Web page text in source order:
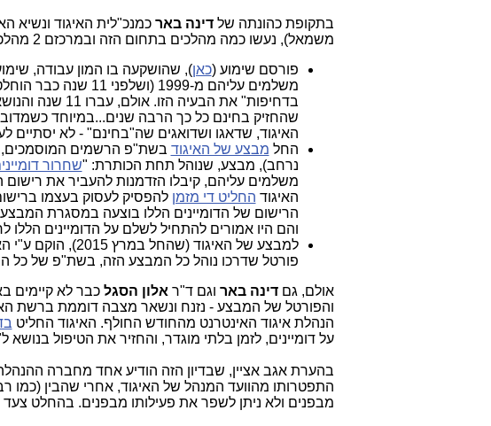
בתקופת כהונתה שלדינה בארכמנכ"לית האיגוד ונשיא
משמאל), נעשו כמה מהלכים בתחום הזה ובמרכזם 2 מהלכים מאוד חשובים:
פורסם שימוע (כאן
משלמים עליהם מ-
בדחיפות" את
שהחזיק בחינם כל כך הרבה שנים...במיוחד
האיגוד, שדאגו ושדואגים שה"בחינם" - לא יסתיים
החל מבצע של האיגוד בשת"פ הרשמים המוסמכים,
נרחב), מבצע, שנוהל תחת הכותרת: "שחרור
משלמים עליהם, קיבלו הזדמנות להעביר את
האיגוד החליט די מזמן להפסיק לעסוק בעצמו
הרישום של הדומיינים הללו בוצעה במסגרת המבצע
והם היו אמורים להתחיל לשלם על הדומיינים הללו
למבצע של האיגוד (שהחל במרץ 2015), הוקם ע"י האיגוד פורטל ודומיין בשם שאומר הכל:
פורטל שדרכו נוהל כל המבצע הזה, בשת"פ של כל
אולם, גםדינה באר וגם ד"ר אלון הסגל כבר לא קיימים
והפורטל של המבצע - נזנח ונשאר מצבה דוממת ברשת
הנהלת איגוד האינטרנט מהחודש החולף. האיגוד החליט
על דומיינים, לזמן בלתי מוגדר, והחזיר את הטיפול
בהערת אגב אציין, שבדיון הזה הודיע אחד מחברה
התפטרותו מהוועד המנהל של האיגוד, אחרי שהבין (כמו
מבפנים ולא ניתן לשפר את פעילותו מבפנים. בהחלט צעד